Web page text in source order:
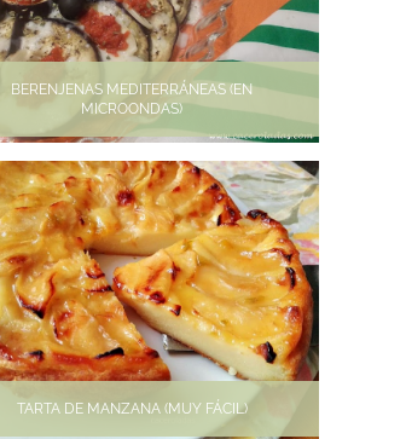
BERENJENAS MEDITERRÁNEAS (EN
MICROONDAS)
TARTA DE MANZANA (MUY FÁCIL)